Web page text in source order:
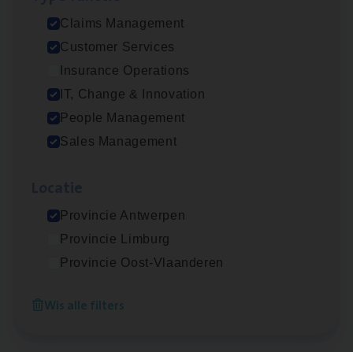
Claims Management
Customer Services
Insurance Operations
IT, Change & Innovation
People Management
Sales Management
Provincie Antwerpen
Provincie Limburg
Provincie Oost-Vlaanderen
Wis alle filters
Claims­hand­ler Fleet&
Claims Management
Antwerpen
Test Ana­lyst
Insu­ran­ce Bro­kerKMO
Antwerpen